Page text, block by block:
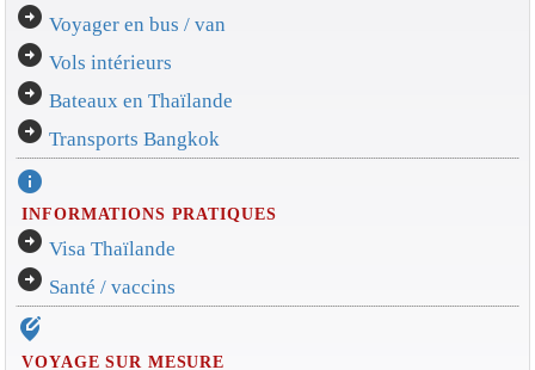
arrow_circle_right Voyager en bus / van
arrow_circle_right Vols intérieurs
arrow_circle_right Bateaux en Thaïlande
arrow_circle_right Transports Bangkok
info
INFORMATIONS PRATIQUES
arrow_circle_right Visa Thaïlande
arrow_circle_right Santé / vaccins
edit_location_alt
VOYAGE SUR MESURE